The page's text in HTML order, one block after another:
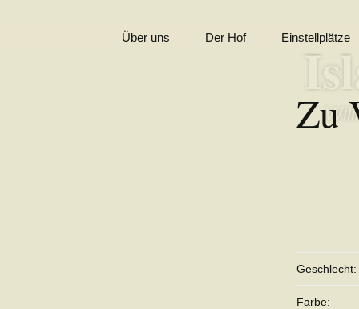
Zum
Über uns Der Hof Einstellplätze
Zu
Geschlecht:
Farbe: